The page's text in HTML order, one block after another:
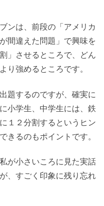
ンは、前段の「アメリカ
間違えた問題」で興味を
」させるところで、どん
り強めるところです。
題するのですが、確実に
小学生、中学生には、鉄
１２分割するというヒン
きるのもポイントです。
が小さいころに見た実話
、すごく印象に残り忘れ